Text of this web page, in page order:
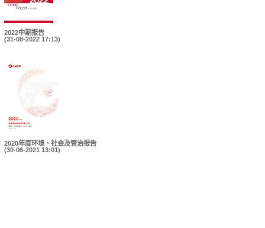
2022中期报告
(31-08-2022 17:13)
2020年度环境、社会及管治报告
(30-06-2021 13:01)